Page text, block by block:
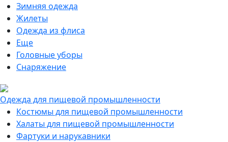
Зимняя одежда
Жилеты
Одежда из флиса
Еще
Головные уборы
Снаряжение
Одежда для пищевой промышленности
Костюмы для пищевой промышленности
Халаты для пищевой промышленности
Фартуки и нарукавники